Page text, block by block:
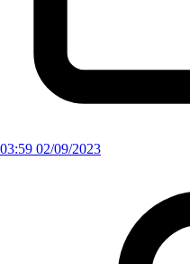
03:59 02/09/2023